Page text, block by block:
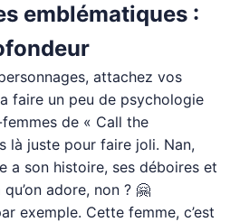
emblématiques :
attachez vos
faire un peu de psychologie
de « Call the
là juste pour faire joli. Nan,
a son histoire, ses déboires et
adore, non ? 🤗
exemple. Cette femme, c’est